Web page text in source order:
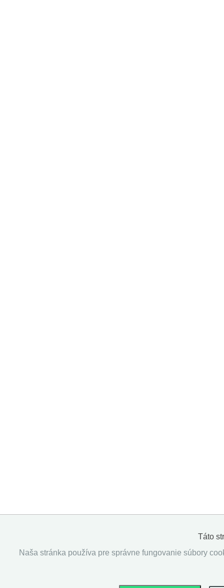
Táto
Naša stránka používa pre správne fungovanie súbory